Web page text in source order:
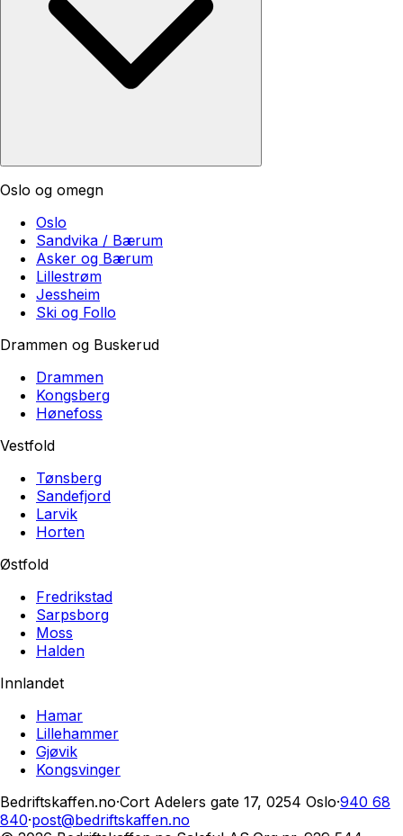
Oslo og omegn
Oslo
Sandvika / Bærum
Asker og Bærum
Lillestrøm
Jessheim
Ski og Follo
Drammen og Buskerud
Drammen
Kongsberg
Hønefoss
Vestfold
Tønsberg
Sandefjord
Larvik
Horten
Østfold
Fredrikstad
Sarpsborg
Moss
Halden
Innlandet
Hamar
Lillehammer
Gjøvik
Kongsvinger
Bedriftskaffen.no·Cort Adelers gate 17, 0254 Oslo·940 68
840·post@bedriftskaffen.no